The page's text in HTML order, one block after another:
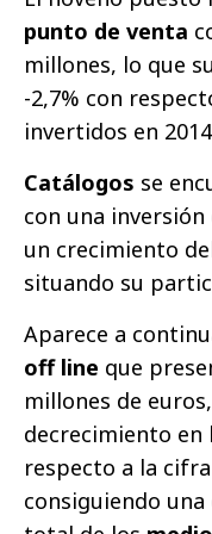
punto de venta
millones, lo que
-2,7% con
invertidos en
Catálogos se
con una
un crecimiento
situando su
Aparece a
off line que
millones de
decrecimiento en
respecto a la
consiguiendo